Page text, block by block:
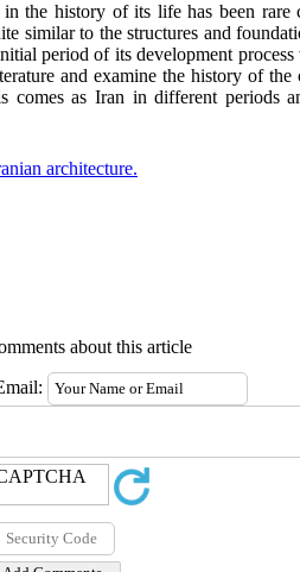
the history of its life has been
similar to the structures and
period of its development
and examine the history of
as Iran in different periods
architecture.
about this article